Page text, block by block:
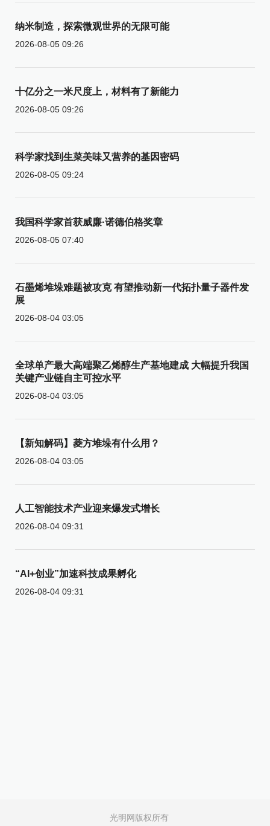
纳米制造，探索微观世界的无限可能
2026-08-05 09:26
十亿分之一米尺度上，材料有了新能力
2026-08-05 09:26
科学家找到生菜美味又营养的基因密码
2026-08-05 09:24
我国科学家首获威廉·诺德伯格奖章
2026-08-05 07:40
石墨烯堆垛难题被攻克 有望推动新一代拓扑量子器件发
展
2026-08-04 03:05
全球单产最大高端聚乙烯醇生产基地建成 大幅提升我国
关键产业链自主可控水平
2026-08-04 03:05
【新知解码】菱方堆垛有什么用？
2026-08-04 03:05
人工智能技术产业迎来爆发式增长
2026-08-04 09:31
“AI+创业”加速科技成果孵化
2026-08-04 09:31
光明网版权所有